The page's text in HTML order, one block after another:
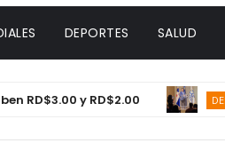
DEPORTES SALUD
y RD$2.00 DESTACADAS